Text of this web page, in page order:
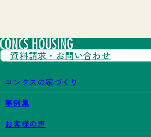
コンクスの家づくり
事例集
お客様の声
資料請求・ お問い合わせ